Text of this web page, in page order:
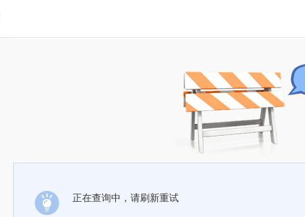
正在查询中，请刷新重试